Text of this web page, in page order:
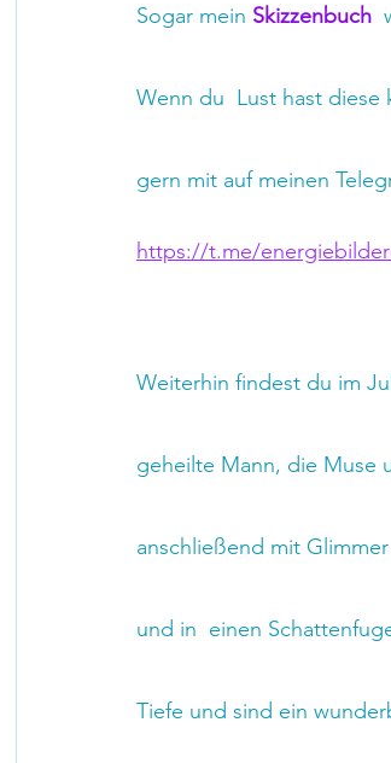
Sogar mein Skizzenbuch
Wenn du  Lust hast
gern mit auf meinen
https://t.me/
Weiterhin findest du im
geheilte Mann, die Muse
anschließend mit
und in  einen
Tiefe und sind ein